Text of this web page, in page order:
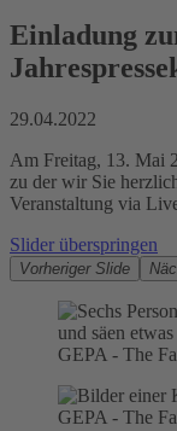
Einladung
29.04.2022
Am Freitag, 13. Mai
zu der wir Sie
Veranstaltung via
Slider überspringen
Vorheriger Slide
GEPA - The
GEPA - The